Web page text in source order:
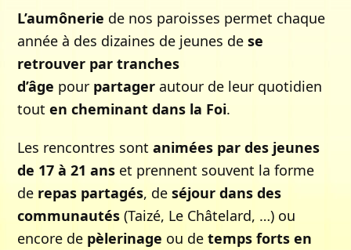
L’aumônerie de nos paroisses permet chaque
année à des dizaines de jeunes dese
retrouver par tranches
d’âge pour partager autour de leur quotidien
touten cheminant dans la Foi.
Les rencontres sontanimées par des jeunes
de 17 à 21 ans et prennent souvent la forme
de repas partagés, deséjour dans des
communautés (Taizé, Le Châtelard, …) ou
encore de pèlerinage ou detemps forts en